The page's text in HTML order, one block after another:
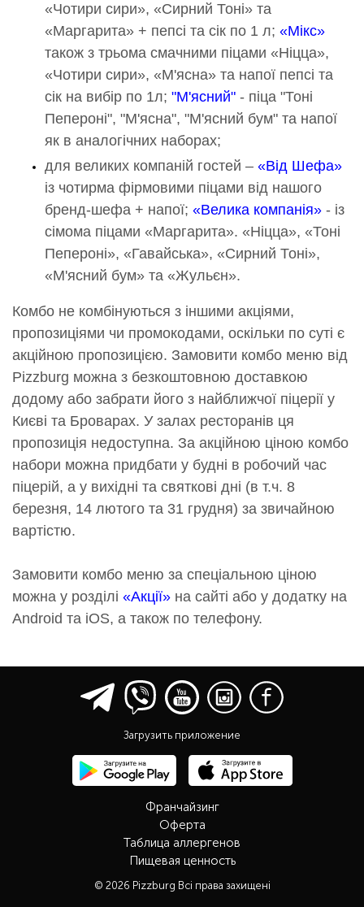
«Чотири сири», «Сирний Тоні» та
«Маргарита» + пепсі та сік по 1 л; «Мікс»
також з трьома смачними піцами «Ніцца»,
«Чотири сири», «М'ясна» та напої пепсі та
сік на вибір по 1л; "М'ясний" - піца "Тоні
Пепероні", "М'ясна", "М'ясний бум" та напої
як в аналогічних наборах;
для великих компаній гостей – «Від Шефа»
із чотирма фірмовими піцами від нашого
бренд-шефа + напої; «Велика компанія» - із
сімома піцами «Маргарита». «Ніцца», «Тоні
Пепероні», «Гавайська», «Сирний Тоні»,
«М'ясний бум» та «Жульєн».
Комбо не комбінуються з іншими акціями,
пропозиціями чи промокодами, оскільки по суті є
акційною пропозицією. Замовити комбо меню від
Pizzburg можна з безкоштовною доставкою
додому або забрати його з найближчої піцерії у
Києві та Броварах. У залах ресторанів ця
пропозиція недоступна. За акційною ціною комбо
набори можна придбати у будні в робочий час
піцерій, а у вихідні та святкові дні (в т.ч. 8
березня, 14 лютого та 31 грудня) за звичайною
вартістю.
Замовити комбо меню за спеціальною ціною
можна у розділі «Акції» на сайті або у додатку на
Android та iOS, а також по телефону.
Загрузить приложение
Франчайзинг
Оферта
Таблица аллергенов
Пищевая ценность
© 2026 Pizzburg Всі права захищені